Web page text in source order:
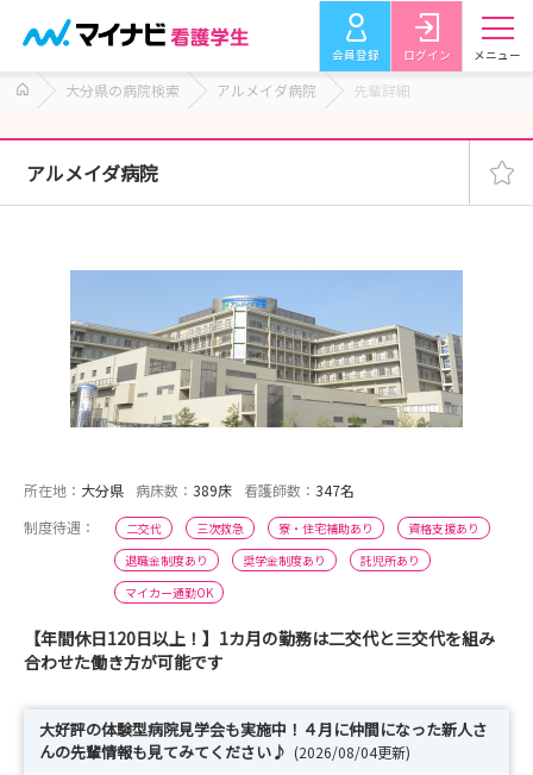
会員登録 ログイン メニュー
大分県の病院検索 アルメイダ病院 先輩詳細
アルメイダ病院
所在地： 大分県 病床数： 389床 看護師数： 347名
制度待遇：
二交代 三次救急 寮・住宅補助あり
資格支援あり
退職金制度あり
奨学金制度あり
託児所あり
マイカー通勤OK
【年間休日120日以上！】1カ月の勤務は二交代と三交代を組み
合わせた働き方が可能です
大好評の体験型病院見学会も実施中！４月に仲間になった新人さ
んの先輩情報も見てみてください♪ (2026/08/04更新)